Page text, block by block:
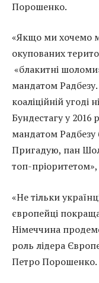
Порошенко.
«Якщо ми хочемо
окупованих
«блакитні
мандатом
коаліційній угоді
Бундестагу у
мандатом
Пригадую, пан
топ-
«Не тільки
європейці
Німеччина
роль лідера
Петро Порошенко.